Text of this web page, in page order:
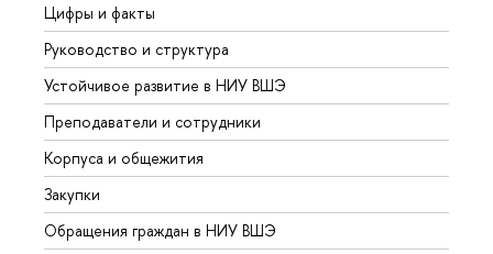
Цифры и факты
Руководство и структура
Устойчивое развитие в НИУ ВШЭ
Преподаватели и сотрудники
Корпуса и общежития
Закупки
Обращения граждан в НИУ ВШЭ